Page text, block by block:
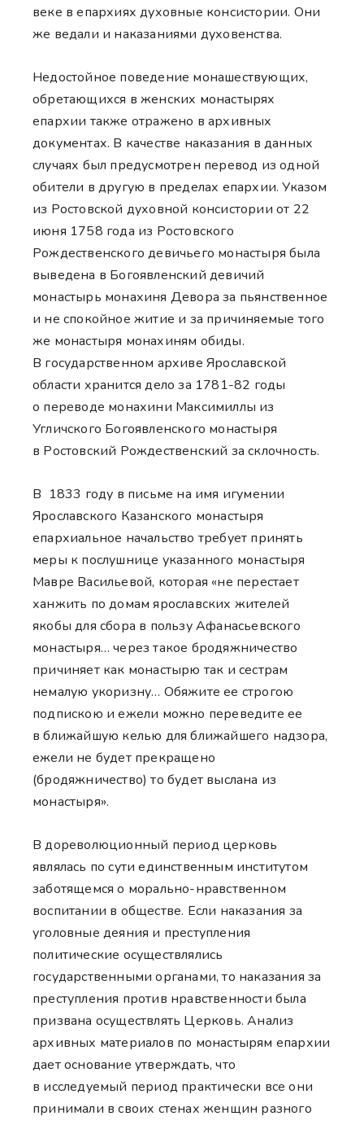
веке в епархиях духовные консистории. Они
же ведали и наказаниями духовенства.
Недостойное поведение монашествующих,
обретающихся в женских монастырях
епархии также отражено в архивных
документах. В качестве наказания в данных
случаях был предусмотрен перевод из одной
обители в другую в пределах епархии. Указом
из Ростовской духовной консистории от 22
июня 1758 года из Ростовского
Рождественского девичьего монастыря была
выведена в Богоявленский девичий
монастырь монахиня Девора за пьянственное
и не спокойное житие и за причиняемые того
же монастыря монахиням обиды.
В государственном архиве Ярославской
области хранится дело за 1781-82 годы
о переводе монахини Максимиллы из
Угличского Богоявленского монастыря
в Ростовский Рождественский за склочность.
В 1833 году в письме на имя игумении
Ярославского Казанского монастыря
епархиальное начальство требует принять
меры к послушнице указанного монастыря
Мавре Васильевой, которая «не перестает
ханжить по домам ярославских жителей
якобы для сбора в пользу Афанасьевского
монастыря… через такое бродяжничество
причиняет как монастырю так и сестрам
немалую укоризну… Обяжите ее строгою
подпискою и ежели можно переведите ее
в ближайшую келью для ближайшего надзора,
ежели не будет прекращено
(бродяжничество) то будет выслана из
монастыря».
В дореволюционный период церковь
являлась по сути единственным институтом
заботящемся о морально-нравственном
воспитании в обществе. Если наказания за
уголовные деяния и преступления
политические осуществлялись
государственными органами, то наказания за
преступления против нравственности была
призвана осуществлять Церковь. Анализ
архивных материалов по монастырям епархии
дает основание утверждать, что
в исследуемый период практически все они
принимали в своих стенах женщин разного